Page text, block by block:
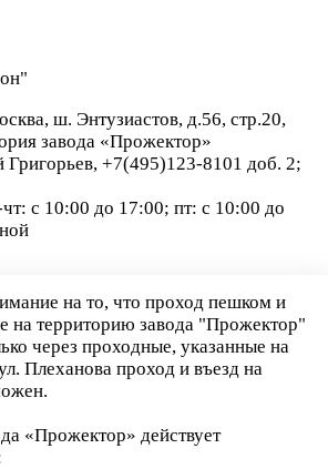
ш. Энтузиастов, д.56, стр.20,
завода «Прожектор»
Григорьев, +7(495)123-8101 доб. 2;
с 10:00 до 17:00; пт: с 10:00 до
на то, что проход пешком и
на территорию завода "Прожектор"
через проходные, указанные на
Плеханова проход и въезд на
«Прожектор» действует